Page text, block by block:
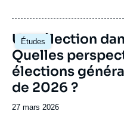
publication
Études
Image
principale
Une élection
Quelles
élections
de 2026 ?
Date
27 mars 2026